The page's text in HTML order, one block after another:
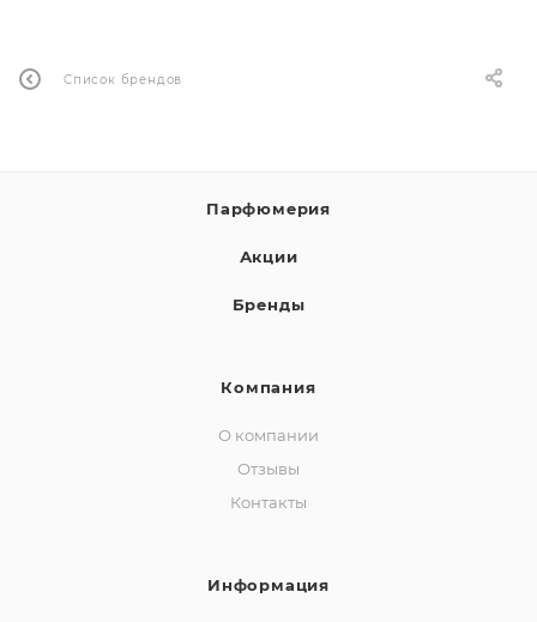
Список брендов
Парфюмерия
Акции
Бренды
Компания
О компании
Отзывы
Контакты
Информация